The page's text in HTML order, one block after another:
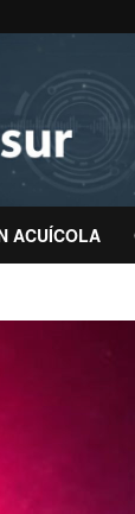
ACUÍCOLA